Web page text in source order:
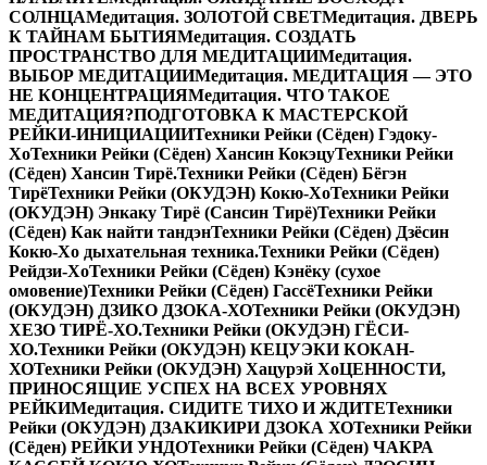
СОЛНЦАМедитация. ЗОЛОТОЙ СВЕТМедитация. ДВЕРЬ
К ТАЙНАМ БЫТИЯМедитация. СОЗДАТЬ
ПРОСТРАНСТВО ДЛЯ МЕДИТАЦИИМедитация.
ВЫБОР МЕДИТАЦИИМедитация. МЕДИТАЦИЯ — ЭТО
НЕ КОНЦЕНТРАЦИЯМедитация. ЧТО ТАКОЕ
МЕДИТАЦИЯ?ПОДГОТОВКА К МАСТЕРСКОЙ
РЕЙКИ-ИНИЦИАЦИИТехники Рейки (Сёден) Гэдоку-
ХоТехники Рейки (Сёден) Хансин КокэцуТехники Рейки
(Сёден) Хансин Тирё.Техники Рейки (Сёден) Бёгэн
ТирёТехники Рейки (ОКУДЭН) Кокю-ХоТехники Рейки
(ОКУДЭН) Энкаку Тирё (Сансин Тирё)Техники Рейки
(Сёден) Как найти тандэнТехники Рейки (Сёден) Дзёсин
Кокю-Хо дыхательная техника.Техники Рейки (Сёден)
Рейдзи-ХоТехники Рейки (Сёден) Кэнёку (сухое
омовение)Техники Рейки (Сёден) ГассёТехники Рейки
(ОКУДЭН) ДЗИКО ДЗОКА-ХОТехники Рейки (ОКУДЭН)
ХЕЗО ТИРЁ-ХО.Техники Рейки (ОКУДЭН) ГЁСИ-
ХО.Техники Рейки (ОКУДЭН) КЕЦУЭКИ КОКАН-
ХОТехники Рейки (ОКУДЭН) Хацурэй ХоЦЕННОСТИ,
ПРИНОСЯЩИЕ УСПЕХ НА ВСЕХ УРОВНЯХ
РЕЙКИМедитация. СИДИТЕ ТИХО И ЖДИТЕТехники
Рейки (ОКУДЭН) ДЗАКИКИРИ ДЗОКА ХОТехники Рейки
(Сёден) РЕЙКИ УНДОТехники Рейки (Сёден) ЧАКРА